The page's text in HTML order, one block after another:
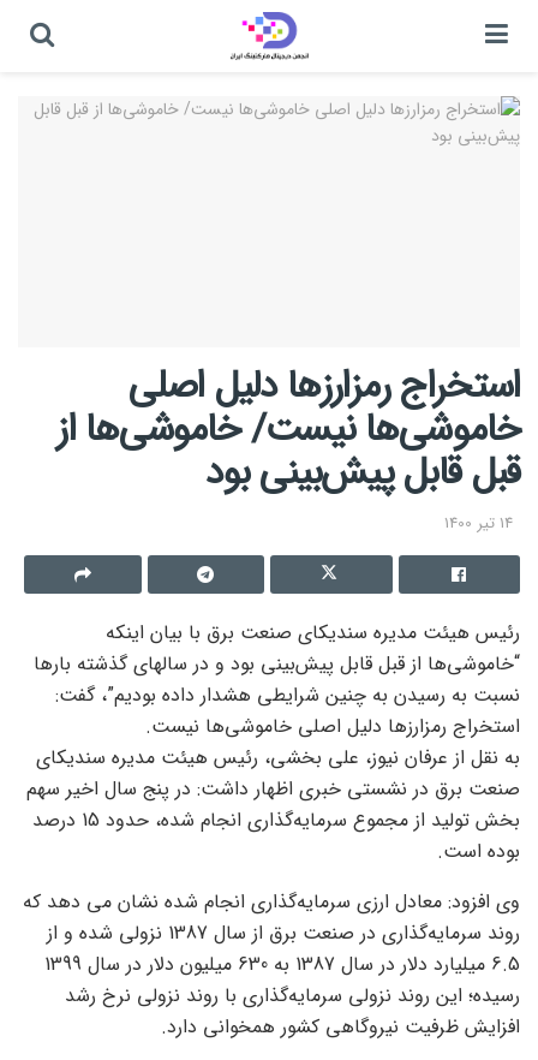
استخراج رمزارزها دلیل اصلی
خاموشی‌ها نیست/ خاموشی‌ها از
قبل قابل پیش‌بینی بود
14 تیر 1400
رئیس هیئت مدیره سندیکای صنعت برق با بیان اینکه
“خاموشی‌ها از قبل قابل پیش‌بینی بود و در سالهای گذشته بارها
نسبت به رسیدن به چنین شرایطی هشدار داده بودیم”، گفت:
استخراج رمزارزها دلیل اصلی خاموشی‌ها نیست.
به نقل از عرفان نیوز، علی بخشی، رئیس هیئت مدیره سندیکای
صنعت برق در نشستی خبری اظهار داشت: در پنج سال اخیر سهم
بخش تولید از مجموع سرمایه‌گذاری انجام شده، حدود 15 درصد
بوده است.
وی افزود: معادل ارزی سرمایه‌گذاری انجام شده نشان می دهد که
روند سرمایه‌گذاری در صنعت برق از سال 1387 نزولی شده و از
6.5 میلیارد دلار در سال 1387 به 630 میلیون دلار در سال 1399
رسیده؛ این روند نزولی سرمایه‌گذاری با روند نزولی نرخ رشد
افزایش ظرفیت نیروگاهی کشور همخوانی دارد.